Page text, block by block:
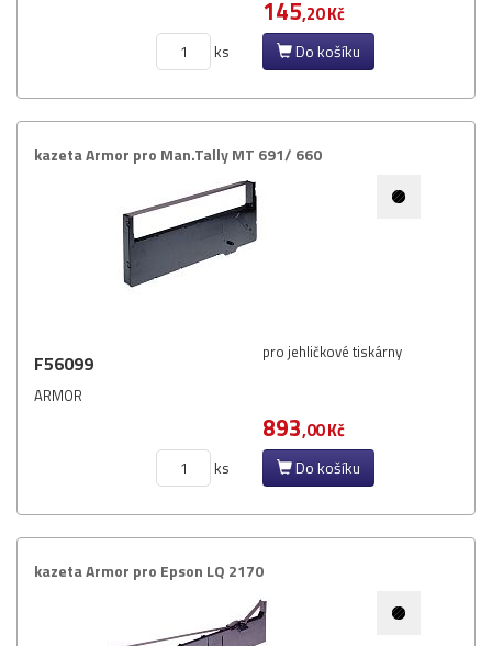
145,20 Kč
ks Do košíku
kazeta Armor pro Man.​Tally MT 691/​ 660
F56099
ARMOR
pro jehličkové tiskárny
893,00 Kč
ks Do košíku
kazeta Armor pro Epson LQ 2170